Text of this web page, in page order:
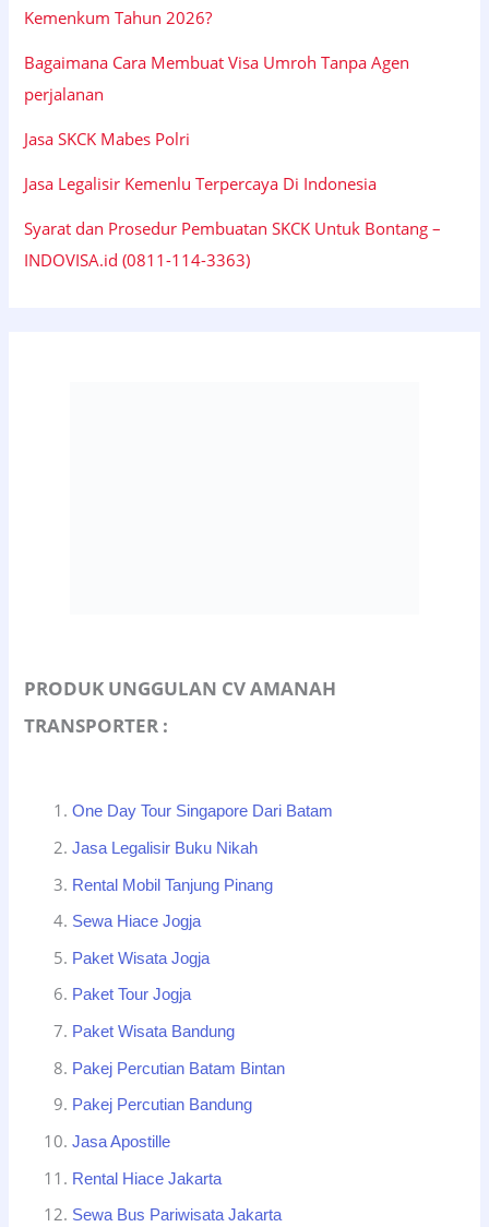
Kemenkum Tahun 2026?
Bagaimana Cara Membuat Visa Umroh Tanpa Agen
perjalanan
Jasa SKCK Mabes Polri
Jasa Legalisir Kemenlu Terpercaya Di Indonesia
Syarat dan Prosedur Pembuatan SKCK Untuk Bontang –
INDOVISA.id (0811-114-3363)
PRODUK UNGGULAN CV AMANAH
TRANSPORTER :
One Day Tour Singapore Dari Batam
Jasa Legalisir Buku Nikah
Rental Mobil Tanjung Pinang
Sewa Hiace Jogja
Paket Wisata Jogja
Paket Tour Jogja
Paket Wisata Bandung
Pakej Percutian Batam Bintan
Pakej Percutian Bandung
Jasa Apostille
Rental Hiace Jakarta
Sewa Bus Pariwisata Jakarta